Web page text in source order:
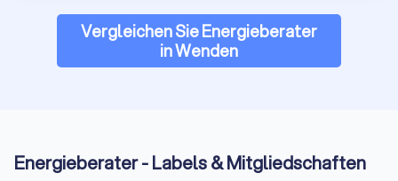
für jeden Bedarf die passende Beratung. Trustlocal
unterstützt Sie dabei, die besten Berater zu finden, indem Sie
bis zu vier verschiedene Angebote von lokalen Experten in
Wenden einholen und vergleichen können. So stellen Sie
Vergleichen Sie Energieberater
in Wenden
Energieberater - Labels & Mitgliedschaften